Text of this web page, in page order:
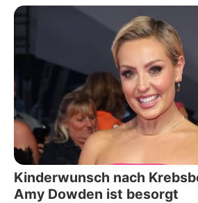
Kinderwunsch nach
Amy Dowden ist besorgt